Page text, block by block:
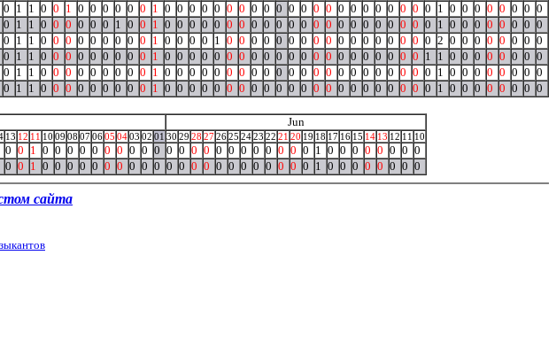
0 1 1 0 0 1 0 0 0 0 0 0 1 0 0 0 0 0 0 0 0 0 0 0 0 0 0 0 0 0 0 0 0 0 0 1 0 0 0 0 0 0 0 0
0 1 1 0 0 0 0 0 0 1 0 0 1 0 0 0 0 0 0 0 0 0 0 0 0 0 0 0 0 0 0 0 0 0 0 1 0 0 0 0 0 0 0 0
0 1 1 0 0 0 0 0 0 0 0 0 1 0 0 0 0 1 0 0 0 0 0 0 0 0 0 0 0 0 0 0 0 0 0 2 0 0 0 0 0 0 0 0
0 1 1 0 0 0 0 0 0 0 0 0 1 0 0 0 0 0 0 0 0 0 0 0 0 0 0 0 0 0 0 0 0 0 1 1 0 0 0 0 0 0 0 0
0 1 1 0 0 0 0 0 0 0 0 0 1 0 0 0 0 0 0 0 0 0 0 0 0 0 0 0 0 0 0 0 0 0 0 1 0 0 0 0 0 0 0 0
0 1 1 0 0 0 0 0 0 0 0 0 1 0 0 0 0 0 0 0 0 0 0 0 0 0 0 0 0 0 0 0 0 0 0 1 0 0 0 0 0 0 0 0
Jun
13 12 11 10 09 08 070605 0403 02 01 30 29 28 272625 2423 22 21 20 19 18 17 16 15 14 13 12 11 10
0 0 1 0 0 0 0 0 0 0 0 0 0 0 0 0 0 0 0 0 0 0 0 0 0 1 0 0 0 0 0 0 0 0
0 0 1 0 0 0 0 0 0 0 0 0 0 0 0 0 0 0 0 0 0 0 0 0 0 1 0 0 0 0 0 0 0 0
сайта